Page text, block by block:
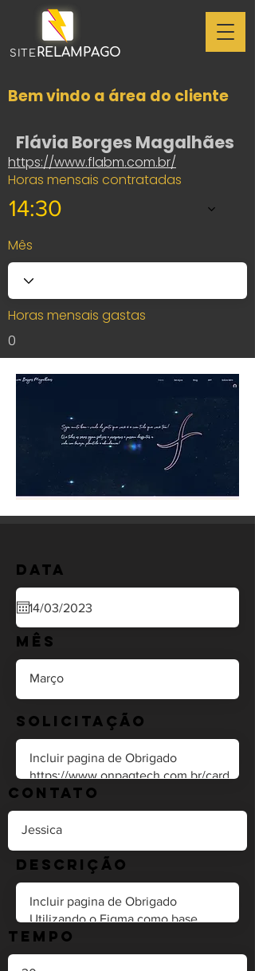
SITERELAMPAGO
Bem vindo a área do cliente
Flávia Borges Magalhães
https://www.flabm.com.br/
Horas mensais contratadas
14:30
Mês
Horas mensais gastas
0
Data
Mês
Solicitação
Contato
Descrição
Tempo